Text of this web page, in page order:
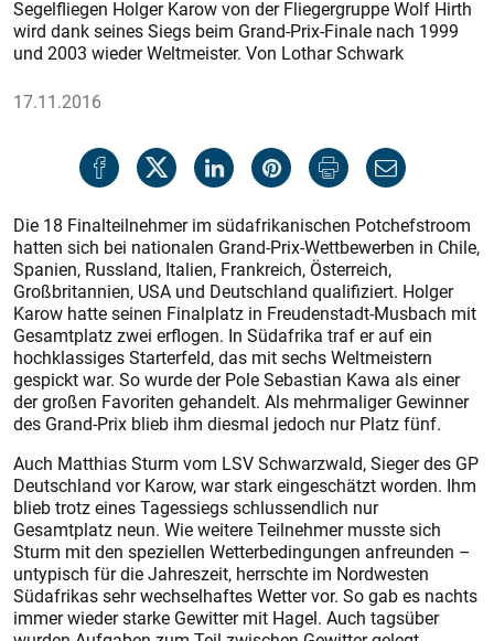
Segelfliegen Holger Karow von der Fliegergruppe Wolf Hirth
wird dank seines Siegs beim Grand-Prix-Finale nach 1999
und 2003 wieder Weltmeister. Von Lothar Schwark
17.11.2016
Die 18 Finalteilnehmer im südafrikanischen Potchefstroom
hatten sich bei nationalen Grand-Prix-Wettbewerben in Chile,
Spanien, Russland, Italien, Frankreich, Österreich,
Großbritannien, USA und Deutschland qualifiziert. Holger
Karow hatte seinen Finalplatz in Freudenstadt-Musbach mit
Gesamtplatz zwei erflogen. In Südafrika traf er auf ein
hochklassiges Starterfeld, das mit sechs Weltmeistern
gespickt war. So wurde der Pole Sebastian Kawa als einer
der großen Favoriten gehandelt. Als mehrmaliger Gewinner
des Grand-Prix blieb ihm diesmal jedoch nur Platz fünf.
Auch Matthias Sturm vom LSV Schwarzwald, Sieger des GP
Deutschland vor Karow, war stark eingeschätzt worden. Ihm
blieb trotz eines Tagessiegs schlussendlich nur
Gesamtplatz neun. Wie weitere Teilnehmer musste sich
Sturm mit den speziellen Wetterbedingungen anfreunden –
untypisch für die Jahreszeit, herrschte im Nordwesten
Südafrikas sehr wechselhaftes Wetter vor. So gab es nachts
immer wieder starke Gewitter mit Hagel. Auch tagsüber